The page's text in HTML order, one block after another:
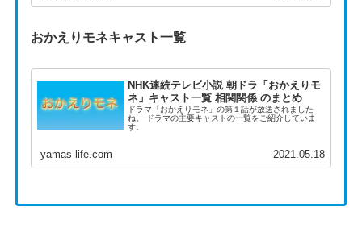
おかえりモネキャスト一覧
NHK連続テレビ小説 朝ドラ「おかえりモ
ネ」キャスト一覧 相関関係 のまとめ
ドラマ「おかえりモネ」の第１話が放送されました
ね。 ドラマの主要キャストの一覧をご紹介していま
す。
yamas-life.com 2021.05.18